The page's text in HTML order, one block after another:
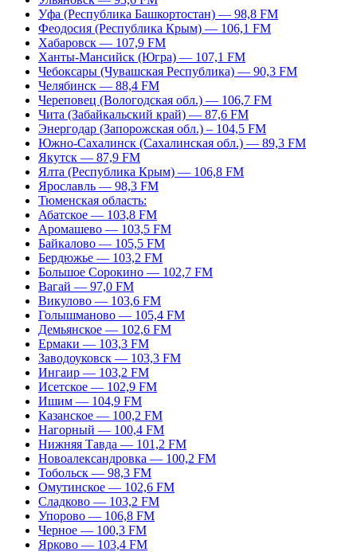
Уфа (Республика Башкортостан) — 98,8 FM
Феодосия (Республика Крым) — 106,1 FM
Хабаровск — 107,9 FM
Ханты-Мансийск (Югра) — 107,1 FM
Чебоксары (Чувашская Республика) — 90,3 FM
Челябинск — 88,4 FM
Череповец (Вологодская обл.) — 106,7 FM
Чита (Забайкальский край) — 87,6 FM
Энергодар (Запорожская обл.) – 104,5 FM
Южно-Сахалинск (Сахалинская обл.) — 89,3 FM
Якутск — 87,9 FM
Ялта (Республика Крым) — 106,8 FM
Ярославль — 98,3 FM
Тюменская область:
Абатское — 103,8 FM
Аромашево — 103,5 FM
Байкалово — 105,5 FM
Бердюжье — 103,2 FM
Большое Сорокино — 102,7 FM
Вагай — 97,0 FM
Викулово — 103,6 FM
Голышманово — 105,4 FM
Демьянское — 102,6 FM
Ермаки — 103,3 FM
Заводоуковск — 103,3 FM
Ингаир — 103,2 FM
Исетское — 102,9 FM
Ишим — 104,9 FM
Казанское — 100,2 FM
Нагорный — 100,4 FM
Нижняя Тавда — 101,2 FM
Новоалександровка — 100,2 FM
Тобольск — 98,3 FM
Омутинское — 102,6 FM
Сладково — 103,2 FM
Упорово — 106,8 FM
Черное — 100,3 FM
Ярково — 103,4 FM